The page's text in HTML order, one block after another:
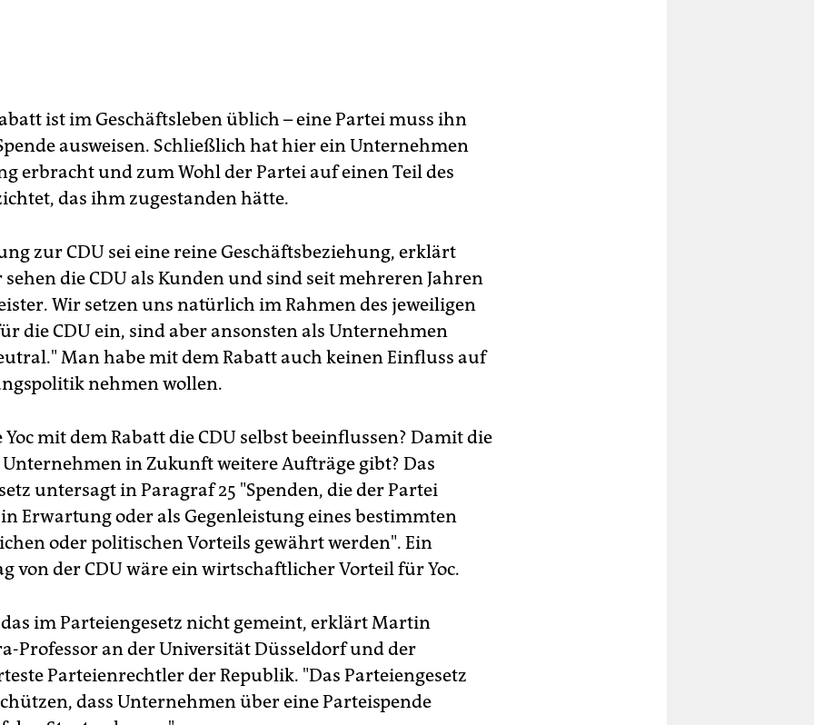
ist im Geschäftsleben üblich – eine Partei muss ihn
ausweisen. Schließlich hat hier ein Unternehmen
erbracht und zum Wohl der Partei auf einen Teil des
das ihm zugestanden hätte.
zur CDU sei eine reine Geschäftsbeziehung, erklärt
die CDU als Kunden und sind seit mehreren Jahren
Wir setzen uns natürlich im Rahmen des jeweiligen
die CDU ein, sind aber ansonsten als Unternehmen
Man habe mit dem Rabatt auch keinen Einfluss auf
nehmen wollen.
mit dem Rabatt die CDU selbst beeinflussen? Damit die
in Zukunft weitere Aufträge gibt? Das
untersagt in Paragraf 25 "Spenden, die der Partei
Erwartung oder als Gegenleistung eines bestimmten
oder politischen Vorteils gewährt werden". Ein
von der CDU wäre ein wirtschaftlicher Vorteil für Yoc.
das im Parteiengesetz nicht gemeint, erklärt Martin
Professor an der Universität Düsseldorf und der
Parteienrechtler der Republik. "Das Parteiengesetz
dass Unternehmen über eine Parteispende